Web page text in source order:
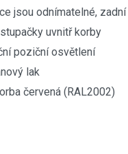
jsou odnímatelné,
uvnitř korby
poziční osvětlení
lak
červená (RAL2002)